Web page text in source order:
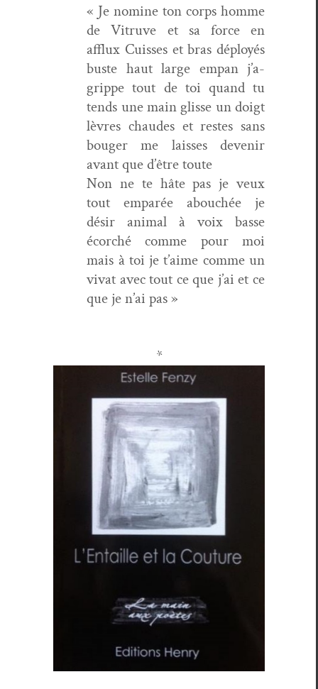
« Je nomine ton corps homme
de Vit­ruve et sa force en
afflux Cuiss­es et bras déployés
buste haut large empan j’a­
grippe tout de toi quand tu
tends une main glisse un doigt
lèvres chaudes et restes sans
bouger me laiss­es devenir
avant que d’être toute
Non ne te hâte pas je veux
tout emparée abouchée je
désir ani­mal à voix basse
écorché comme pour moi
mais à toi je t’aime comme un
vivat avec tout ce que j’ai et ce
que je n’ai pas »
*